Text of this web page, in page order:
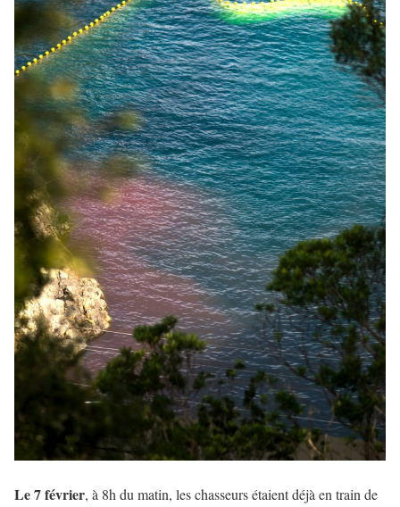
Le 7 février, à 8h du matin, les chasseurs étaient déjà en train de